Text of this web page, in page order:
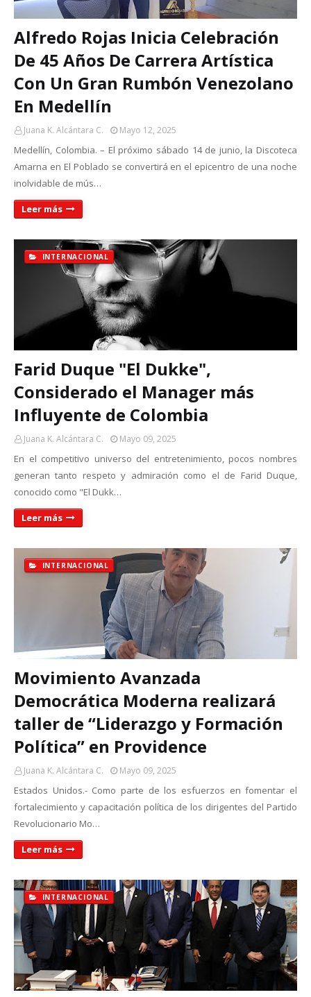
Alfredo Rojas Inicia Celebración
De 45 Años De Carrera Artística
Con Un Gran Rumbón Venezolano
En Medellín
Juana K. Alcántara C. Mayo 12, 2025
Medellín, Colombia. – El próximo sábado 14 de junio, la Discoteca
Amarna en El Poblado se convertirá en el epicentro de una noche
inolvidable de mús…
Leer más
INTERNACIONAL
Farid Duque "El Dukke",
Considerado el Manager más
Influyente de Colombia
Juana K. Alcántara C. Mayo 09, 2025
En el competitivo universo del entretenimiento, pocos nombres
generan tanto respeto y admiración como el de Farid Duque,
conocido como "El Dukk…
Leer más
INTERNACIONAL
Movimiento Avanzada
Democrática Moderna realizará
taller de “Liderazgo y Formación
Política” en Providence
Juana K. Alcántara C. Mayo 09, 2025
Estados Unidos.- Como parte de los esfuerzos en fomentar el
fortalecimiento y capacitación política de los dirigentes del Partido
Revolucionario Mo…
Leer más
INTERNACIONAL